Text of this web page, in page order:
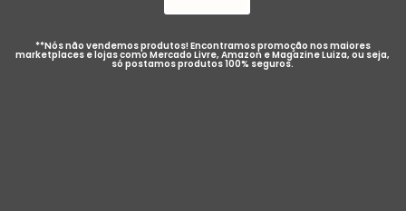
**Nós não vendemos produtos! Encontramos promoção nos maiores
marketplaces e lojas como Mercado Livre, Amazon e Magazine Luiza, ou seja,
só postamos produtos 100% seguros.